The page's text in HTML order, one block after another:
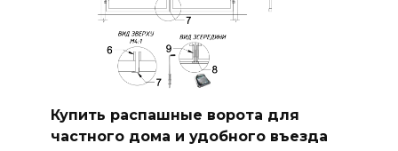
Купить распашные ворота для
частного дома и удобного въезда